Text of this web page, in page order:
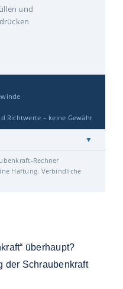
und
Richtwerte – keine Gewähr
▼
Rechner
Haftung. Verbindliche
überhaupt?
der Schraubenkraft